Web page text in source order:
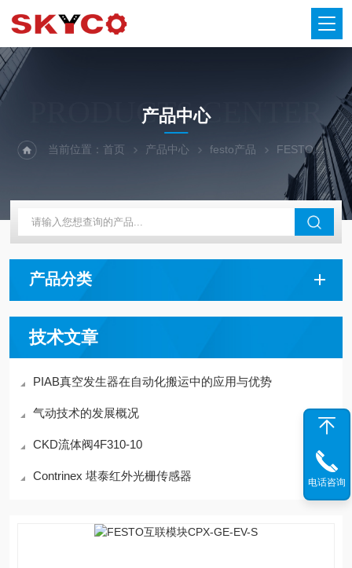
PRODUCTS CENTER
产品中心
当前位置：首页 产品中心 festo产品 FESTO气路分配模块
产品分类
技术文章
PIAB真空发生器在自动化搬运中的应用与优势
气动技术的发展概况
CKD流体阀4F310-10
Contrinex 堪泰红外光栅传感器
电话咨询